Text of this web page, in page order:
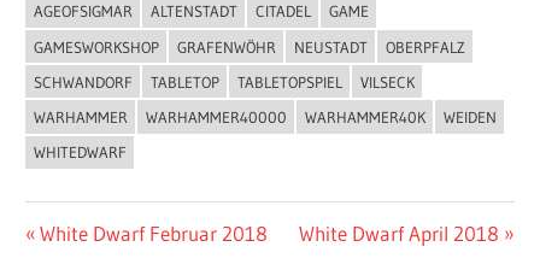
AGEOFSIGMAR ALTENSTADT CITADEL
GAME
GAMESWORKSHOP
GRAFENWÖHR NEUSTADT
OBERPFALZ
SCHWANDORF
TABLETOP TABLETOPSPIEL
VILSECK
WARHAMMER
WARHAMMER40000 WARHAMMER40K
WEIDEN
WHITEDWARF
Vorheriger
White Dwarf Februar 2018
Nächster
White Dwarf April 2018